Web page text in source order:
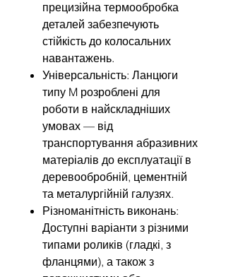
прецизійна термообробка
деталей забезпечують
стійкість до колосальних
навантажень.
Універсальність: Ланцюги
типу M розроблені для
роботи в найскладніших
умовах — від
транспортування абразивних
матеріалів до експлуатації в
деревообробній, цементній
та металургійній галузях.
Різноманітність виконань:
Доступні варіанти з різними
типами роликів (гладкі, з
фланцями), а також з